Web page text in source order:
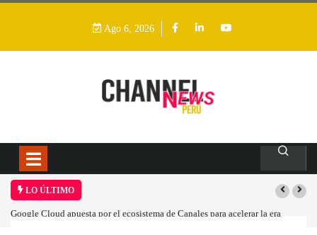
Ago 6, 2026
LO ÚLTIMO
Google Cloud apuesta por el ecosistema de Canales para acelerar la era